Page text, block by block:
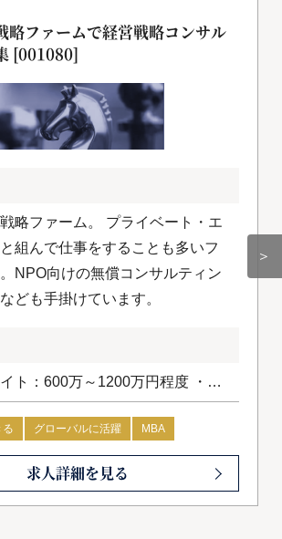
略ファームで経営戦略コンサル
[001080]
略ファーム。 プライベート・エ
組んで仕事をすることも多いフ
NPO向けの無償コンサルティン
ども手掛けています。
イト：600万～1200万円程度 ・コ
：1200万円～1800万円程度
る グローバルに活躍 MBA
求人詳細を見る
＞